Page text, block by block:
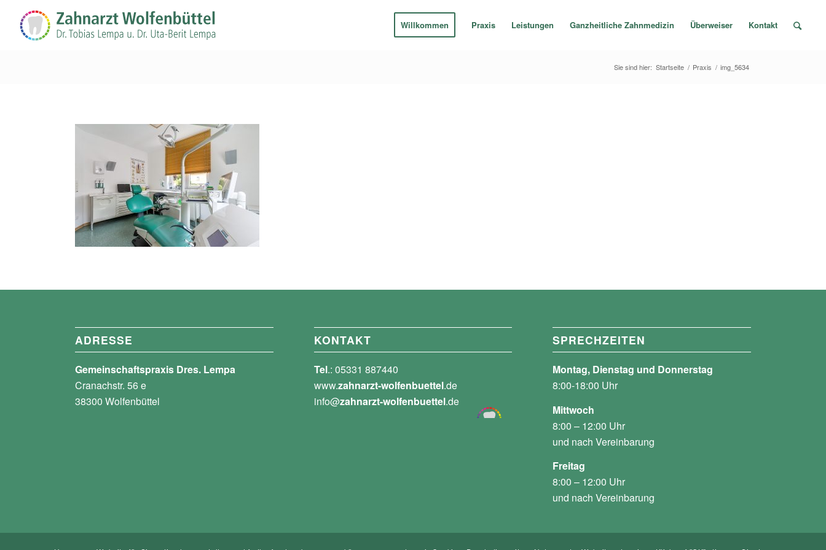
Willkommen Praxis Leistungen Ganzheitliche Zahnmedizin Überweiser Kontakt
Sie sind hier: Startseite / Praxis / img_5634
ADRESSE
Gemeinschaftspraxis Dres. Lempa
Cranachstr. 56 e
38300 Wolfenbüttel
KONTAKT
Tel.: 05331 887440
www.zahnarzt-wolfenbuettel.de
info@zahnarzt-wolfenbuettel.de
SPRECHZEITEN
Montag, Dienstag und Donnerstag
8:00-18:00 Uhr
Mittwoch
8:00 – 12:00 Uhr
und nach Vereinbarung
Freitag
8:00 – 12:00 Uhr
und nach Vereinbarung